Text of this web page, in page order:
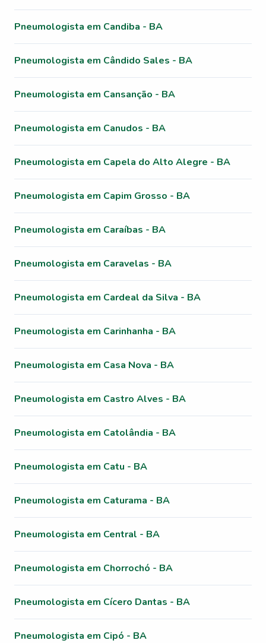
Pneumologista em Candiba - BA
Pneumologista em Cândido Sales - BA
Pneumologista em Cansanção - BA
Pneumologista em Canudos - BA
Pneumologista em Capela do Alto Alegre - BA
Pneumologista em Capim Grosso - BA
Pneumologista em Caraíbas - BA
Pneumologista em Caravelas - BA
Pneumologista em Cardeal da Silva - BA
Pneumologista em Carinhanha - BA
Pneumologista em Casa Nova - BA
Pneumologista em Castro Alves - BA
Pneumologista em Catolândia - BA
Pneumologista em Catu - BA
Pneumologista em Caturama - BA
Pneumologista em Central - BA
Pneumologista em Chorrochó - BA
Pneumologista em Cícero Dantas - BA
Pneumologista em Cipó - BA